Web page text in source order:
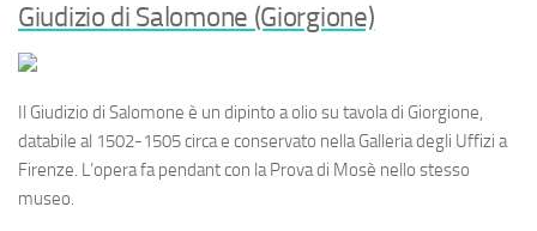
Giudizio di Salomone (Giorgione)
Il Giudizio di Salomone è un dipinto a olio su tavola di Giorgione,
databile al 1502-1505 circa e conservato nella Galleria degli Uffizi a
Firenze. L’opera fapendantcon laProva di Mosè nello stesso
museo.